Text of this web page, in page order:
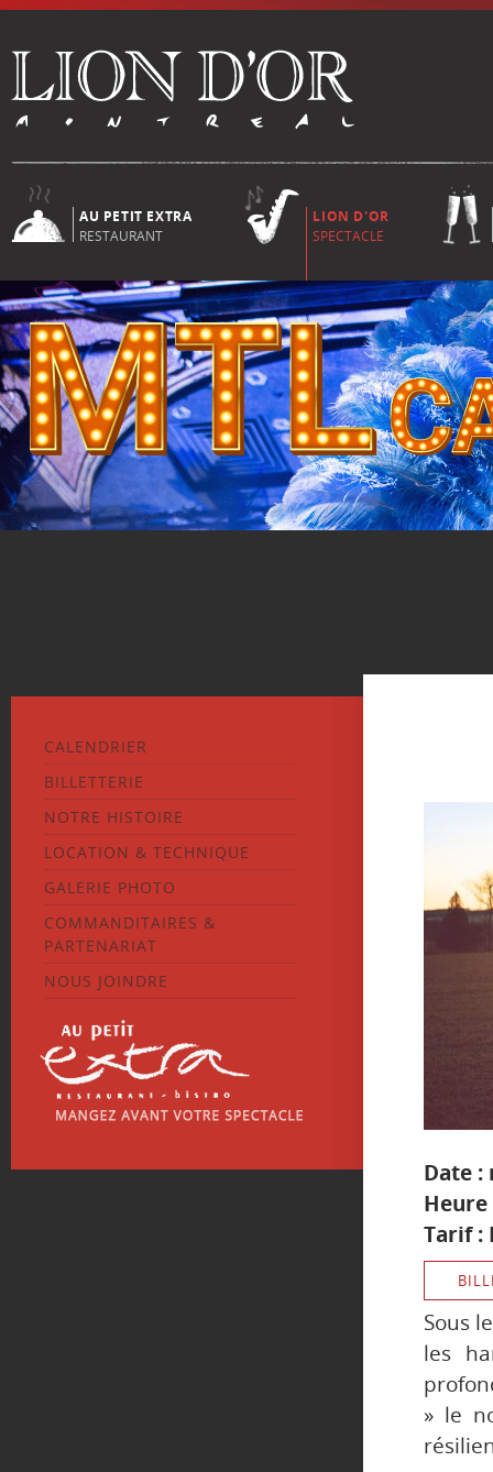
AU PETIT EXTRA
RESTAURANT
LION D'OR
SPECTACLE
CALENDRIER
BILLETTERIE
NOTRE HISTOIRE
LOCATION & TECHNIQUE
GALERIE PHOTO
COMMANDITAIRES &
PARTENARIAT
NOUS JOINDRE
Date :
Heure
Tarif :
Sous
les
» le